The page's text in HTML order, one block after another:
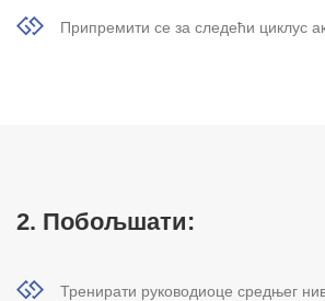
Припремити се за следећи циклус
2. Побољшати:
Тренирати руководиоце средњег